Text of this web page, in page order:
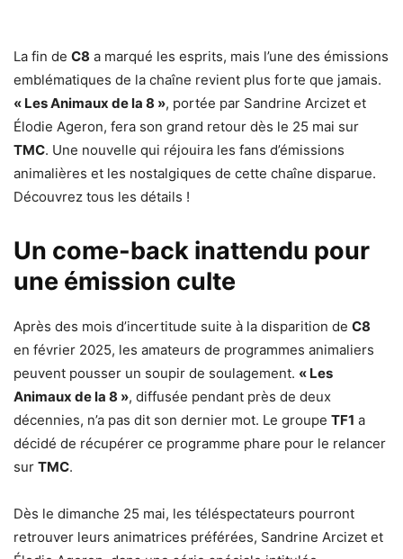
La fin de C8 a marqué les esprits, mais l’une des émissions
emblématiques de la chaîne revient plus forte que jamais.
« Les Animaux de la 8 », portée par Sandrine Arcizet et
Élodie Ageron, fera son grand retour dès le 25 mai sur
TMC. Une nouvelle qui réjouira les fans d’émissions
animalières et les nostalgiques de cette chaîne disparue.
Découvrez tous les détails !
Un come-back inattendu pour
une émission culte
Après des mois d’incertitude suite à la disparition de C8
en février 2025, les amateurs de programmes animaliers
peuvent pousser un soupir de soulagement. « Les
Animaux de la 8 », diffusée pendant près de deux
décennies, n’a pas dit son dernier mot. Le groupe TF1 a
décidé de récupérer ce programme phare pour le relancer
sur TMC.
Dès le dimanche 25 mai, les téléspectateurs pourront
retrouver leurs animatrices préférées, Sandrine Arcizet et